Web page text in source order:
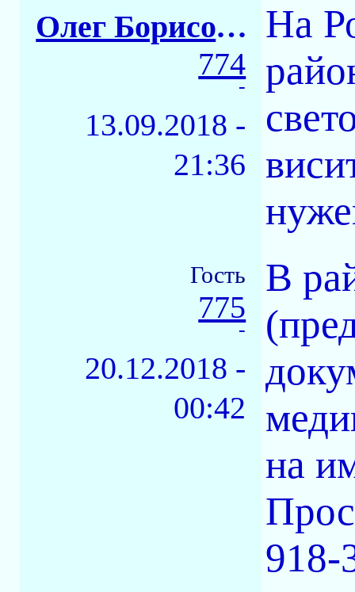
Олег Борисович
774
-
13.09.2018 -
21:36
На
Гость
775
-
20.12.2018 -
00:42
В
на
918-